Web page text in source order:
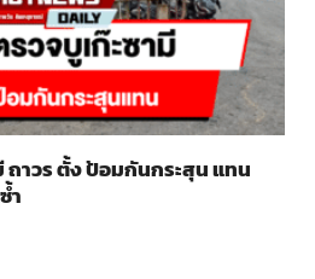
ถาวร ตั้ง ป้อมกันกระสุน แทน
ำ